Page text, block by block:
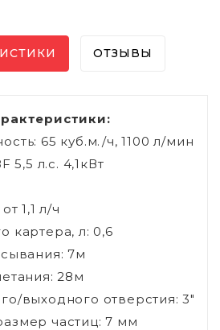
ОТЗЫВЫ
65 куб.м./ч, 1100 л/мин
5,5 л.с. 4,1кВт
1,1 л/ч
картера, л: 0,6
7м
28м
выходного отверстия: 3"
частиц: 7 мм